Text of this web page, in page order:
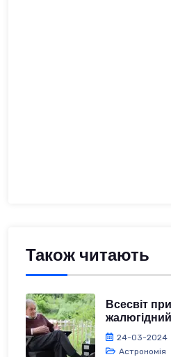
Також читають
Всесвіт
жалюгідний
24-03-2024
Астрономія